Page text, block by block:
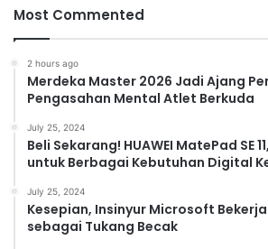
Most Commented
2 hours ago
Merdeka Master 2026 Jadi Ajang
Pengasahan Mental Atlet Berkuda
July 25, 2024
Beli Sekarang! HUAWEI MatePad SE
untuk Berbagai Kebutuhan Digital
July 25, 2024
Kesepian, Insinyur Microsoft
sebagai Tukang Becak